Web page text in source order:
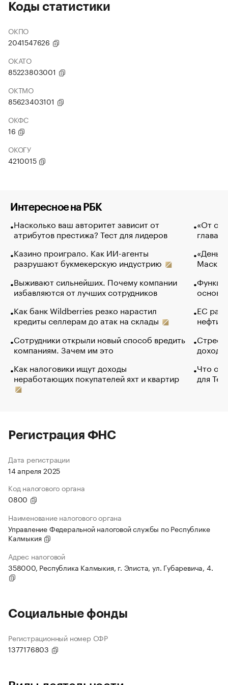
Коды статистики
ОКПО
2041547626
ОКАТО
85223803001
ОКТМО
85623403101
ОКФС
16
ОКОГУ
4210015
Интересное на РБК
Насколько ваш авторитет зависит от
атрибутов престижа? Тест для лидеров
Казино проиграло. Как ИИ-агенты
разрушают букмекерскую индустрию
Выживают сильнейших. Почему компании
избавляются от лучших сотрудников
Как банк Wildberries резко нарастил
кредиты селлерам до атак на склады
Сотрудники открыли новый способ вредить
компаниям. Зачем им это
Как налоговики ищут доходы
неработающих покупателей яхт и квартир
«От
глава
Маск в
основ
ЕС
нефти
Что
для
Регистрация ФНС
Дата регистрации
14 апреля 2025
Код налогового органа
0800
Наименование налогового органа
Управление Федеральной налоговой службы по Республике
Калмыкия
Адрес налоговой
358000, Республика Калмыкия, г. Элиста, ул. Губаревича, 4.
Социальные фонды
Регистрационный номер СФР
1377176803